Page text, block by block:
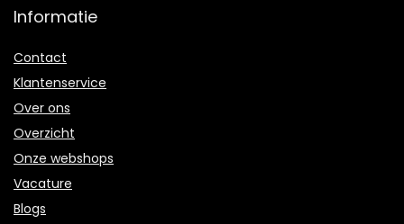
Informatie
Contact
Klantenservice
Over ons
Overzicht
Onze webshops
Vacature
Blogs